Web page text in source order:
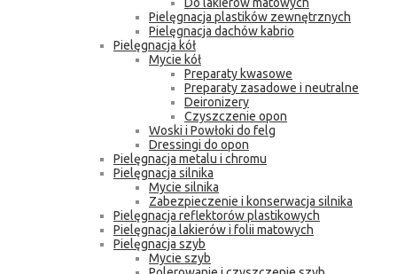
Pielęgnacja plastików zewnętrznych
Pielęgnacja dachów kabrio
Pielęgnacja kół
Mycie kół
Preparaty kwasowe
Preparaty zasadowe i neutralne
Deironizery
Czyszczenie opon
Woski i Powłoki do felg
Dressingi do opon
Pielęgnacja metalu i chromu
Pielęgnacja silnika
Mycie silnika
Zabezpieczenie i konserwacja silnika
Pielęgnacja reflektorów plastikowych
Pielęgnacja lakierów i folii matowych
Pielęgnacja szyb
Mycie szyb